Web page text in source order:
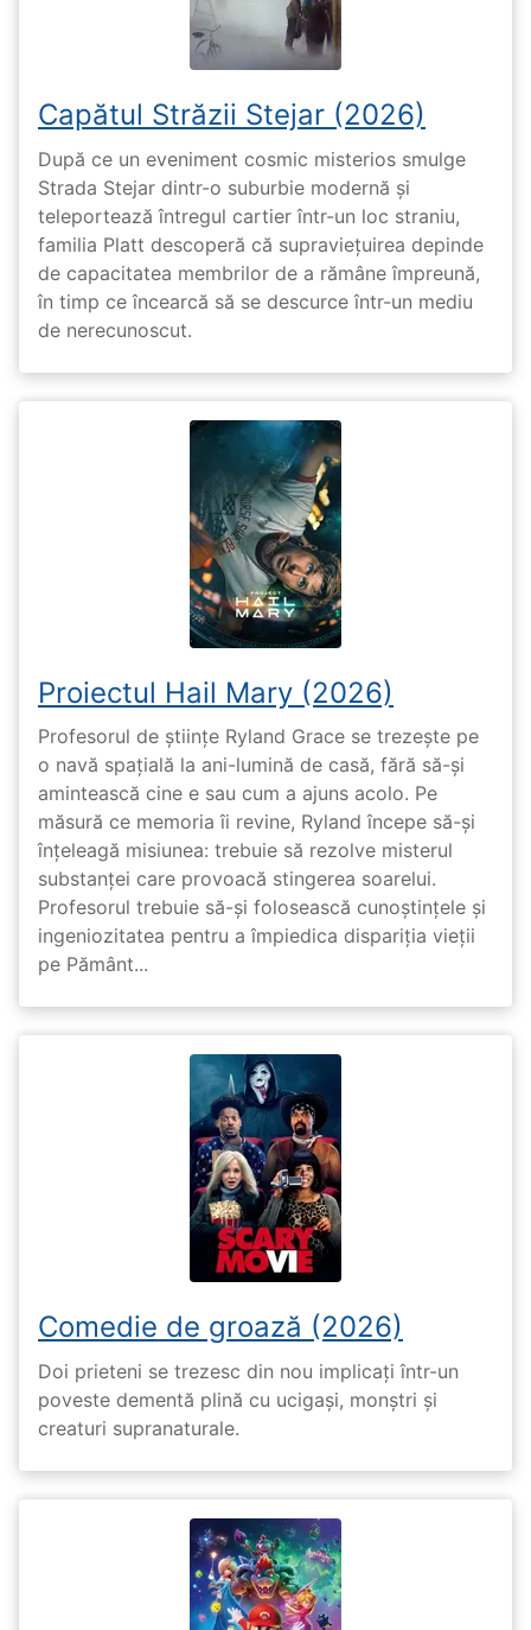
Capătul Străzii Stejar (2026)
După ce un eveniment cosmic misterios smulge
Strada Stejar dintr-o suburbie modernă și
teleportează întregul cartier într-un loc straniu,
familia Platt descoperă că supraviețuirea depinde
de capacitatea membrilor de a rămâne împreună,
în timp ce încearcă să se descurce într-un mediu
de nerecunoscut.
Proiectul Hail Mary (2026)
Profesorul de științe Ryland Grace se trezește pe
o navă spațială la ani-lumină de casă, fără să-și
amintească cine e sau cum a ajuns acolo. Pe
măsură ce memoria îi revine, Ryland începe să-și
înțeleagă misiunea: trebuie să rezolve misterul
substanței care provoacă stingerea soarelui.
Profesorul trebuie să-și folosească cunoștințele și
ingeniozitatea pentru a împiedica dispariția vieții
pe Pământ...
Comedie de groază (2026)
Doi prieteni se trezesc din nou implicați într-un
poveste dementă plină cu ucigași, monștri și
creaturi supranaturale.